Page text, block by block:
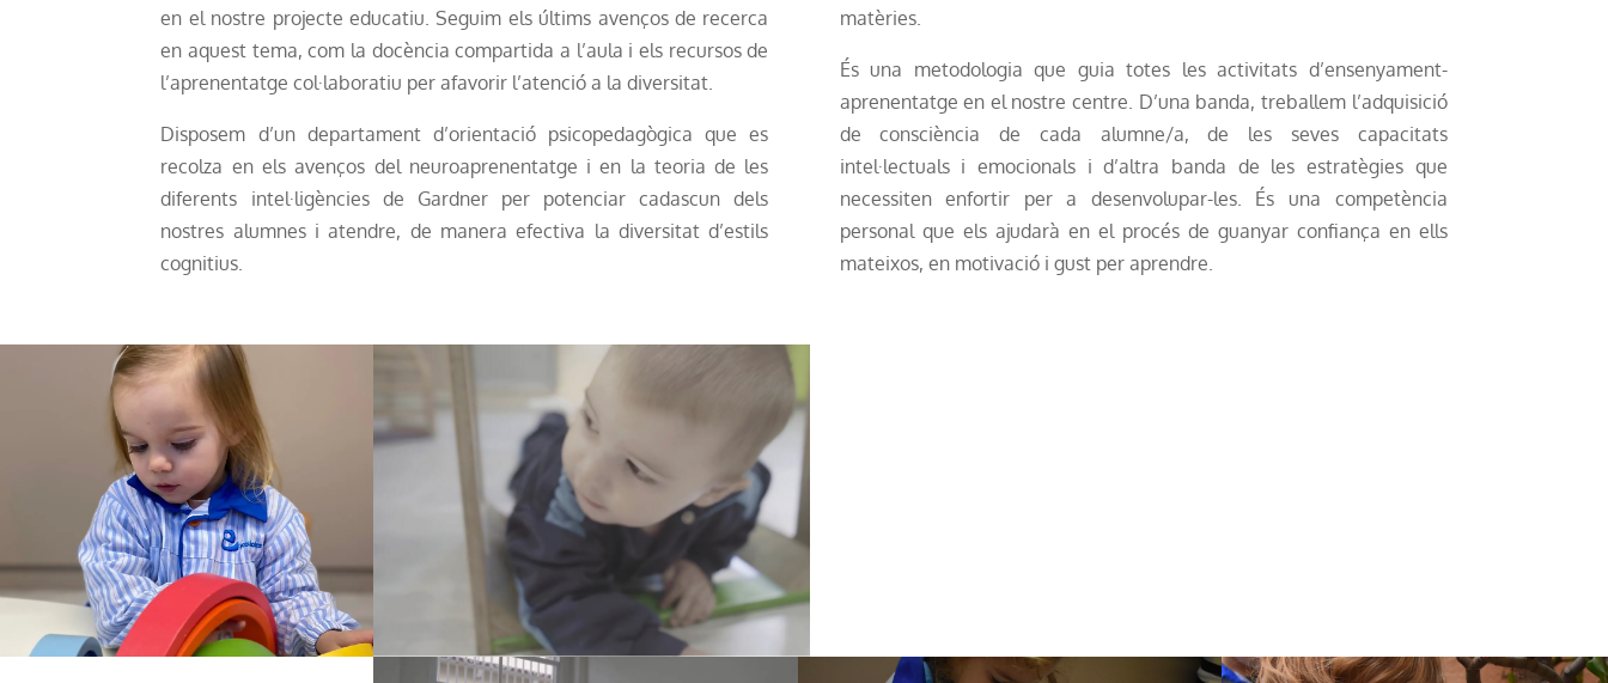
en el nostre projecte educatiu. Seguim els últims avenços de recerca
en aquest tema, com la docència compartida a l’aula i els recursos de
l’aprenentatge col·laboratiu per afavorir l’atenció a la diversitat.
Disposem d’un departament d’orientació psicopedagògica que es
recolza en els avenços del neuroaprenentatge i en la teoria de les
diferents intel·ligències de Gardner per potenciar cadascun dels
nostres alumnes i atendre, de manera efectiva la diversitat d’estils
cognitius.
matèries.
És una metodologia que guia totes les activitats d’ensenyament-
aprenentatge en el nostre centre. D’una banda, treballem l’adquisició
de consciència de cada alumne/a, de les seves capacitats
intel·lectuals i emocionals i d’altra banda de les estratègies que
necessiten enfortir per a desenvolupar-les. És una competència
personal que els ajudarà en el procés de guanyar confiança en ells
mateixos, en motivació i gust per aprendre.